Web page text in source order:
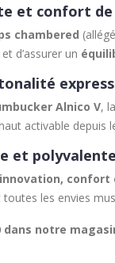
et confort de
chambered
d’assurer un
Alnico V,
activable depuis
et polyvalente
innovation, confort
les envies
dans notre